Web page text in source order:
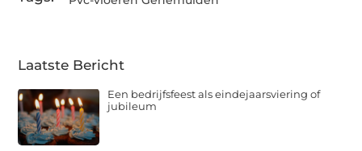
Laatste Bericht
Een bedrijfsfeest als eindejaarsviering of
jubileum